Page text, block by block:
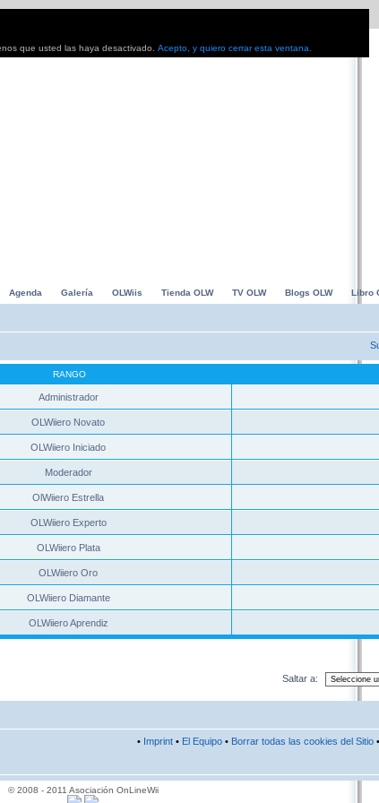
que usted las haya desactivado. Acepto, y quiero cerrar esta ventana.
Agenda Galería OLWiis Tienda OLW TV OLW Blogs OLW Libro
RANGO
Administrador
OLWiiero Novato
OLWiiero Iniciado
Moderador
OlWiiero Estrella
OLWiiero Experto
OLWiiero Plata
OLWiiero Oro
OLWiiero Diamante
OLWiiero Aprendiz
Saltar a:
• Imprint• El Equipo• Borrar todas las cookies del Sitio•
© 2008 - 2011 Asociación OnLineWii